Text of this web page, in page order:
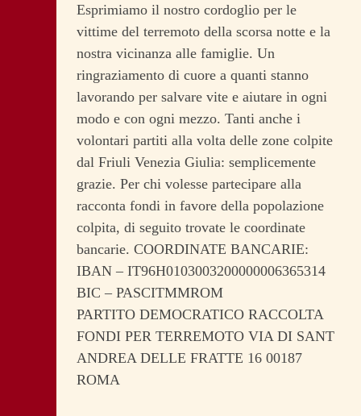
Esprimiamo il nostro cordoglio per le
vittime del terremoto della scorsa notte e la
nostra vicinanza alle famiglie. Un
ringraziamento di cuore a quanti stanno
lavorando per salvare vite e aiutare in ogni
modo e con ogni mezzo. Tanti anche i
volontari partiti alla volta delle zone colpite
dal Friuli Venezia Giulia: semplicemente
grazie. Per chi volesse partecipare alla
racconta fondi in favore della popolazione
colpita, di seguito trovate le coordinate
bancarie. COORDINATE BANCARIE:
IBAN – IT96H0103003200000006365314
BIC – PASCITMMROM
PARTITO DEMOCRATICO RACCOLTA
FONDI PER TERREMOTO VIA DI SANT
ANDREA DELLE FRATTE 16 00187
ROMA